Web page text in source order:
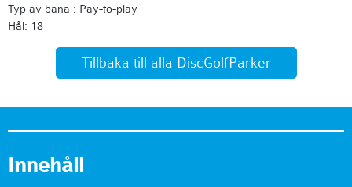
Typ av bana : Pay-to-play
Hål: 18
Tillbaka till alla DiscGolfParker
Innehåll